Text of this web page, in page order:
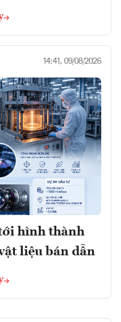
14:41, 09/08/2026
hình thành
liệu bán dẫn